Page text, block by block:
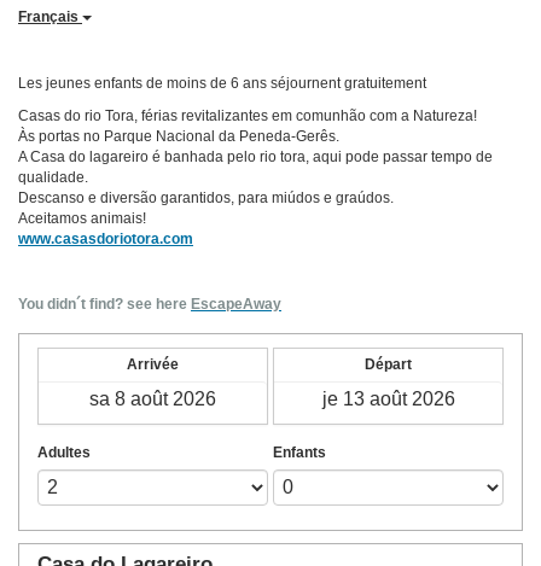
Français
Les jeunes enfants de moins de 6 ans séjournent gratuitement
Casas do rio Tora, férias revitalizantes em comunhão com a Natureza!
Às portas no Parque Nacional da Peneda-Gerês.
A Casa do lagareiro é banhada pelo rio tora, aqui pode passar tempo de
qualidade.
Descanso e diversão garantidos, para miúdos e graúdos.
Aceitamos animais!
www.casasdoriotora.com
You didn´t find? see here EscapeAway
Arrivée Départ
Adultes Enfants